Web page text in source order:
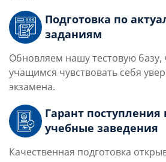
Подготовка по
заданиям
Обновляем нашу тестовую базу,
учащимся чувствовать себя
экзамена.
Гарант
учебные заведения
Качественная подготовка